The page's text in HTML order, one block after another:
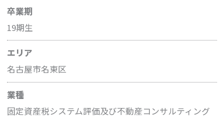
卒業期
19期生
エリア
名古屋市名東区
業種
固定資産税システム評価及び不動産コンサルティング